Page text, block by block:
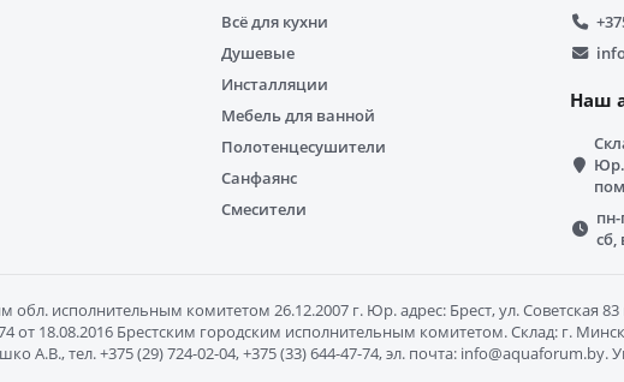
Всё для кухни
Душевые
Инсталляции
Мебель для ванной
Полотенцесушители
Санфаянс
Смесители
Наш
Юр.
пн-
сб,
исполнительным комитетом 26.12.2007 г. Юр. адрес: Брест, ул. Советская
от 18.08.2016 Брестским городским исполнительным комитетом. Склад: г.
тел. +375 (29) 724-02-04, +375 (33) 644-47-74, эл. почта: info@aquaforum.by.